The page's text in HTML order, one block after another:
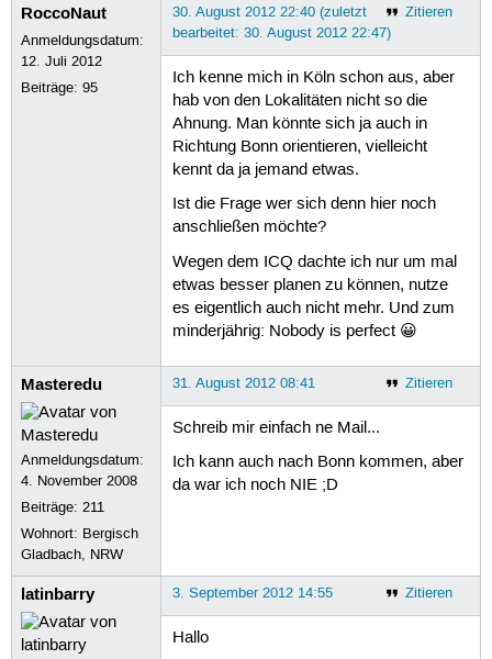
RoccoNaut
Anmeldungsdatum:
12. Juli 2012
Beiträge:95
Zitieren
30. August 2012 22:40 (zuletzt
bearbeitet: 30. August 2012 22:47)
Ich kenne mich in Köln schon aus, aber
hab von den Lokalitäten nicht so die
Ahnung. Man könnte sich ja auch in
Richtung Bonn orientieren, vielleicht
kennt da ja jemand etwas.
Ist die Frage wer sich denn hier noch
anschließen möchte?
Wegen dem ICQ dachte ich nur um mal
etwas besser planen zu können, nutze
es eigentlich auch nicht mehr. Und zum
minderjährig: Nobody is perfect 😀
Masteredu
Anmeldungsdatum:
4. November 2008
Beiträge:211
Wohnort: Bergisch
Gladbach, NRW
Zitieren
31. August 2012 08:41
Schreib mir einfach ne Mail...
Ich kann auch nach Bonn kommen, aber
da war ich noch NIE ;D
latinbarry Zitieren
3. September 2012 14:55
Hallo